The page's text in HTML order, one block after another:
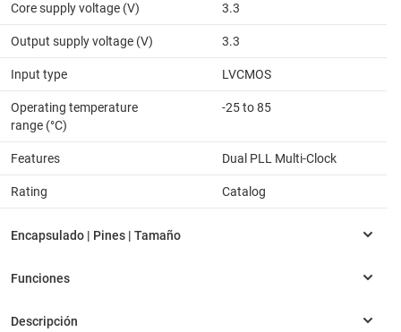
Core supply voltage (V) 3.3
Output supply voltage (V) 3.3
Input type LVCMOS
Operating temperature
range (°C)
-25 to 85
Features Dual PLL Multi-Clock
Rating Catalog